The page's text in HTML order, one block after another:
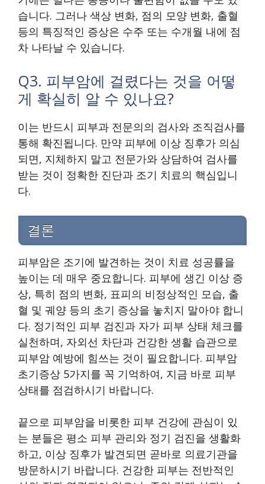
습니다. 그러나 색상 변화, 점의 모양 변화, 출혈
등의 특징적인 증상은 수주 또는 수개월 내에 점
차 나타날 수 있습니다.
Q3. 피부암에 걸렸다는 것을 어떻
게 확실히 알 수 있나요?
이는 반드시 피부과 전문의의 검사와 조직검사를
통해 확진됩니다. 만약 피부에 이상 징후가 의심
되면, 지체하지 말고 전문가와 상담하여 검사를
받는 것이 정확한 진단과 조기 치료의 핵심입니
다.
결론
피부암은 조기에 발견하는 것이 치료 성공률을
높이는 데 매우 중요합니다. 피부에 생긴 이상 증
상, 특히 점의 변화, 표피의 비정상적인 모습, 출
혈 및 궤양 등의 초기 증상을 놓치지 말아야 합니
다. 정기적인 피부 검진과 자가 피부 상태 체크를
실천하며, 자외선 차단과 건강한 생활 습관으로
피부암 예방에 힘쓰는 것이 필요합니다. 피부암
초기증상 5가지를 꼭 기억하여, 지금 바로 피부
상태를 점검하시기 바랍니다.
끝으로 피부암을 비롯한 피부 건강에 관심이 있
는 분들은 평소 피부 관리와 정기 검진을 생활화
하고, 이상 징후가 발견되면 곧바로 의료기관을
방문하시기 바랍니다. 건강한 피부는 전반적인